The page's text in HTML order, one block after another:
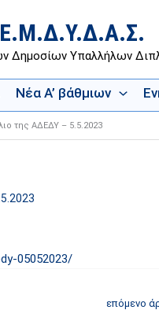
Δημοσίων Υπαλλήλων
Νέα Α’ βάθμιων
της ΑΔΕΔΥ – 5.5.2023
05052023/
επόμενο